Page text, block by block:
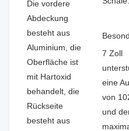
Die vordere
Abdeckung
besteht aus
Aluminium, die
Oberfläche ist
mit Hartoxid
behandelt, die
Rückseite
besteht aus
7 Zoll
eine
von
und